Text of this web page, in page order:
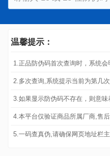
温馨提示：
1.正品防伪码首次查询时，系统
2.多次查询,系统提示当前为第几
3.如果显示防伪码不存在，则意
4.本平台仅验证商品所属厂商,售
5.一码查真伪,请确保网页地址栏